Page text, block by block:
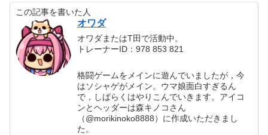
この記事を書いた人
オワダ
オワダまたはT田で活動中。
トレーナーID：978 853 821
格闘ゲームをメインに遊んでいましたが，今
はソシャゲがメイン。ウマ娘面白すぎるん
で，しばらくはやりこんでいきます。アイコ
ンとヘッダーは森キノコさん
（@morikinoko8888）に作成いただきまし
た。